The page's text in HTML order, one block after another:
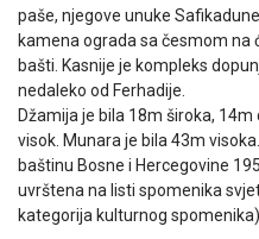
paše, njegove unuke
kamena ograda sa česmom na
bašti. Kasnije je kompleks
nedaleko od Ferhadije.
Džamija je bila 18m široka,
visok. Munara je bila 43m
baštinu Bosne i Hercegovine
uvrštena na listi spomenika
kategorija kulturnog spomenika).